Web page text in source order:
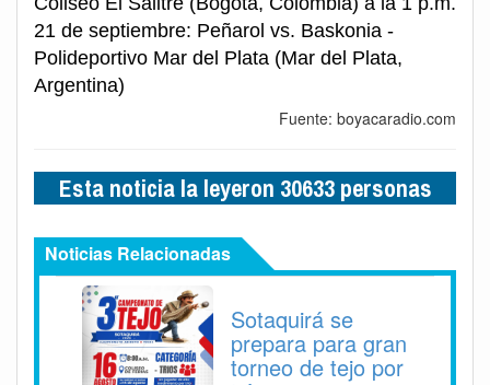
21 de septiembre: Peñarol vs. Baskonia -
Polideportivo Mar del Plata (Mar del Plata,
Argentina)
Fuente: boyacaradio.com
Esta noticia la leyeron 30633 personas
Noticias Relacionadas
Sotaquirá se
prepara para gran
torneo de tejo por